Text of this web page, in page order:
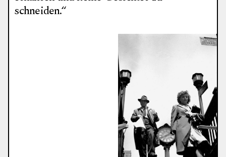
schneiden.“